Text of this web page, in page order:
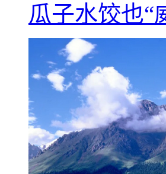
瓜子水饺也“